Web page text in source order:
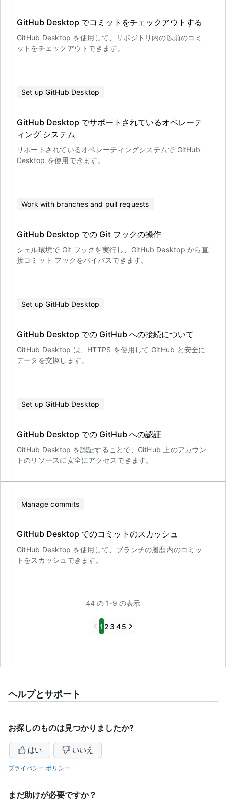
GitHub Desktop でコミットをチェックアウトする
GitHub Desktop を使用して、リポジトリ内の以前のコミ
ットをチェックアウトできます。
Set up GitHub Desktop
GitHub Desktop でサポートされているオペレーテ
ィング システム
サポートされているオペレーティングシステムで GitHub
Desktop を使用できます。
Work with branches and pull requests
GitHub Desktop での Git フックの操作
シェル環境で Git フックを実行し、GitHub Desktop から直
接コミット フックをバイパスできます。
Set up GitHub Desktop
GitHub Desktop での GitHub への接続について
GitHub Desktop は、HTTPS を使用して GitHub と安全に
データを交換します。
Set up GitHub Desktop
GitHub Desktop での GitHub への認証
GitHub Desktop を認証することで、GitHub 上のアカウン
トのリソースに安全にアクセスできます。
Manage commits
GitHub Desktop でのコミットのスカッシュ
GitHub Desktop を使用して、ブランチの履歴内のコミッ
トをスカッシュできます。
44 の 1-9 の表示
Previous
1 2 3 45 Next
ヘルプとサポート
お探しのものは見つかりましたか?
はい いいえ
プライバシー ポリシー
まだ助けが必要ですか？